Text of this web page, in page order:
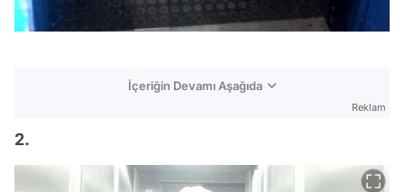
İçeriğin Devamı Aşağıda
Reklam
2.